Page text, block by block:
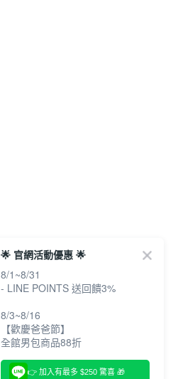
🌟 官網活動優惠 🌟
8/1~8/31
- LINE POINTS 送回饋3%
8/3~8/16
【歡慶爸爸節】
全館男包商品88折
👉 加入有最多 $250 驚喜 🎁